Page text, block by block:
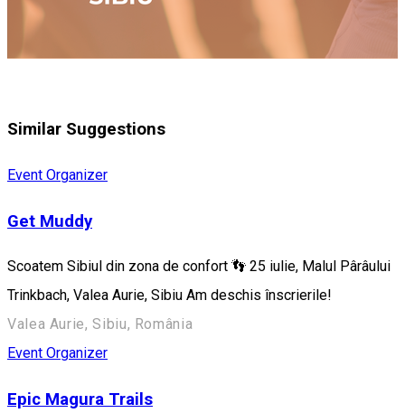
Similar Suggestions
Event Organizer
Get Muddy
Scoatem Sibiul din zona de confort 👣 25 iulie, Malul Pârâului
Trinkbach, Valea Aurie, Sibiu Am deschis înscrierile!
Valea Aurie, Sibiu, România
Event Organizer
Epic Magura Trails